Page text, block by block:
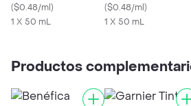
Ácido Salicilico 50Ml
Dermo L'Oreal Paris
($0.48/ml)
1 X 50 mL
Hialurónico 50 mL
($0.48/ml)
1 X 50 mL
Productos